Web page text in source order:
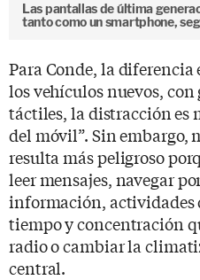
Las pantallas de última
tanto como un smartphone,
Para Conde, la
los vehículos nuevos,
táctiles, la distracción es
del móvil”. Sin embargo,
resulta más peligroso
leer mensajes, navegar
información, actividades
tiempo y concentración
radio o cambiar la
central.